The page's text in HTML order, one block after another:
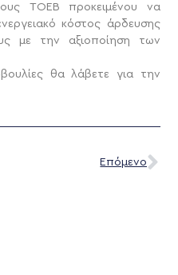
ΤΟΕΒ προκειμένου να
κόστος άρδευσης
με την αξιοποίηση των
θα λάβετε για την
Επόμενο